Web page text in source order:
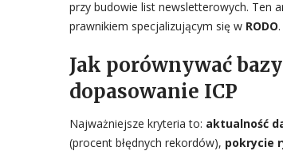
przy budowie list newsletterowych. Ten
prawnikiem specjalizującym się w RODO.
Jak porównywać
dopasowanie ICP
Najważniejsze kryteria to: aktualność
(procent błędnych rekordów), pokrycie